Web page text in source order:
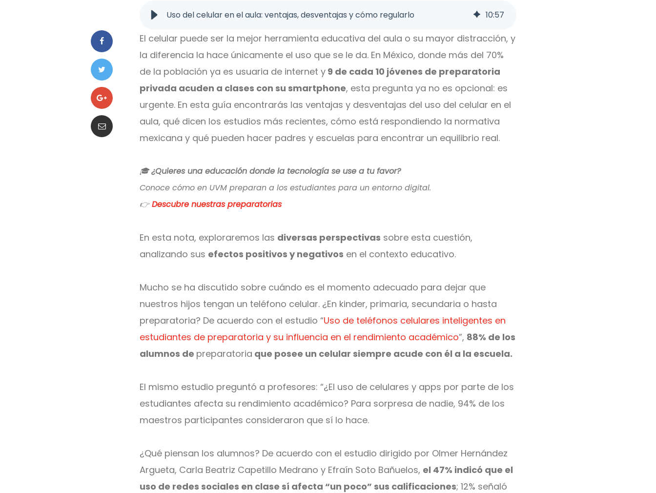
Uso del celular en el aula: ventajas, desventajas y cómo regularlo 10:57
El celular puede ser la mejor herramienta educativa del aula o su mayor distracción, y
la diferencia la hace únicamente el uso que se le da. En México, donde más del 70%
de la población ya es usuaria de internet y 9 de cada 10 jóvenes de preparatoria
privada acuden a clases con su smartphone, esta pregunta ya no es opcional: es
urgente. En esta guía encontrarás las ventajas y desventajas del uso del celular en el
aula, qué dicen los estudios más recientes, cómo está respondiendo la normativa
mexicana y qué pueden hacer padres y escuelas para encontrar un equilibrio real.
🎓¿Quieres una educación donde la tecnología se use a tu favor?
Conoce cómo en UVM preparan a los estudiantes para un entorno digital.
👉Descubre nuestras preparatorias
En esta nota, exploraremos las diversas perspectivas sobre esta cuestión,
analizando sus efectos positivos y negativos en el contexto educativo.
Mucho se ha discutido sobre cuándo es el momento adecuado para dejar que
nuestros hijos tengan un teléfono celular. ¿En kinder, primaria, secundaria o hasta
preparatoria? De acuerdo con el estudio “Uso de teléfonos celulares inteligentes en
estudiantes de preparatoria y su influencia en el rendimiento académico”, 88% de los
alumnos de preparatoria que posee un celular siempre acude con él a la escuela.
El mismo estudio preguntó a profesores: “¿El uso de celulares y apps por parte de los
estudiantes afecta su rendimiento académico? Para sorpresa de nadie, 94% de los
maestros participantes consideraron que sí lo hace.
¿Qué piensan los alumnos? De acuerdo con el estudio dirigido por Olmer Hernández
Argueta, Carla Beatriz Capetillo Medrano y Efraín Soto Bañuelos, el 47% indicó que el
uso de redes sociales en clase sí afecta “un poco” sus calificaciones; 12% señaló